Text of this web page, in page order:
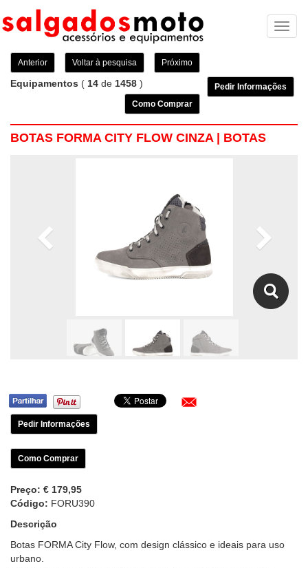
Anterior Voltar à pesquisa Próximo
Equipamentos ( 14 de 1458 )
Pedir Informações
Como Comprar
BOTAS FORMA CITY FLOW CINZA | BOTAS
Pedir Informações
Como Comprar
Preço: € 179,95
Código: FORU390
Descrição
Botas FORMA City Flow, com design clássico e ideais para uso
urbano.